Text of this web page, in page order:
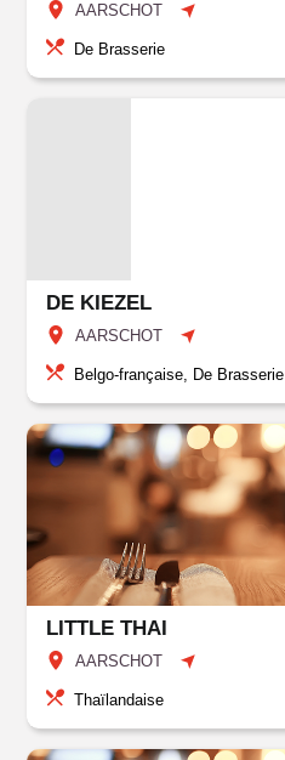
AARSCHOT
De Brasserie
DE KIEZEL
AARSCHOT
Belgo-française, De Brasserie
LITTLE THAI
AARSCHOT
Thaïlandaise